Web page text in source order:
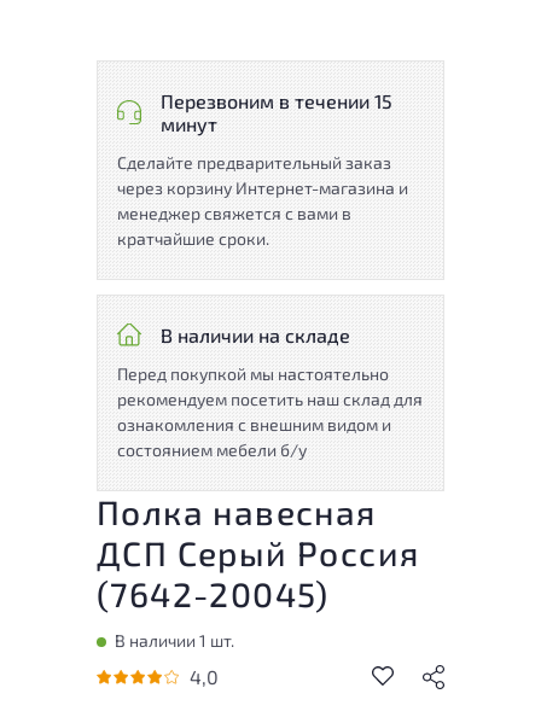
Перезвоним в течении 15
минут
Сделайте предварительный заказ
через корзину Интернет-магазина и
менеджер свяжется с вами в
кратчайшие сроки.
В наличии на складе
Перед покупкой мы настоятельно
рекомендуем посетить наш склад для
ознакомления с внешним видом и
состоянием мебели б/у
Полка навесная
ДСП Серый Россия
(7642-20045)
В наличии 1 шт.
4,0